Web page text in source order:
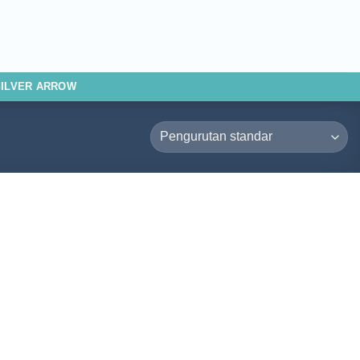
ARROW